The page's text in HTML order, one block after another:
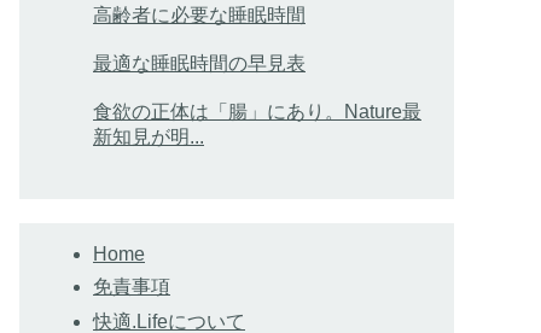
高齢者に必要な睡眠時間
最適な睡眠時間の早見表
食欲の正体は「腸」にあり。Nature最
新知見が明...
Home
免責事項
快適.Lifeについて